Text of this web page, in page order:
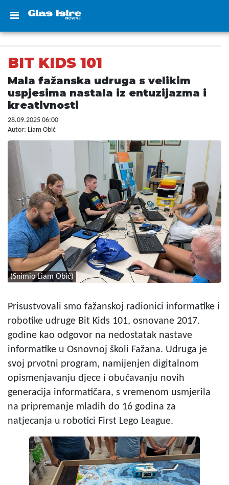
BIT KIDS 101
Mala fažanska udruga s velikim
uspjesima nastala iz entuzijazma i
kreativnosti
28.09.2025 06:00
Autor: Liam Obić
(Snimio Liam Obić)
Prisustvovali smo fažanskoj radionici informatike i
robotike udruge Bit Kids 101, osnovane 2017.
godine kao odgovor na nedostatak nastave
informatike u Osnovnoj školi Fažana. Udruga je
svoj prvotni program, namijenjen digitalnom
opismenjavanju djece i obučavanju novih
generacija informatičara, s vremenom usmjerila
na pripremanje mladih do 16 godina za
natjecanja u robotici First Lego League.